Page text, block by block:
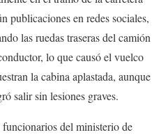
publicaciones en redes sociales,
las ruedas traseras del camión
lo que causó el vuelco
la cabina aplastada, aunque
salir sin lesiones graves.
del ministerio de